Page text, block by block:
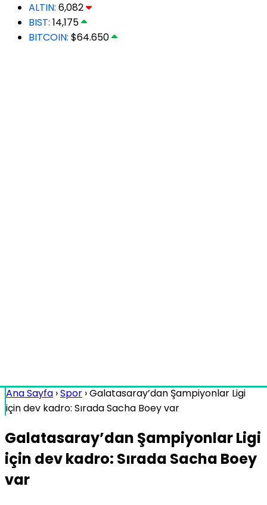
ALTIN: 6,082
BIST: 14,175
BITCOIN: $64.650
Ana Sayfa ›Spor ›Galatasaray’dan Şampiyonlar Ligi
için dev kadro: Sırada Sacha Boey var
Galatasaray’dan Şampiyonlar Ligi
için dev kadro: Sırada Sacha Boey
var